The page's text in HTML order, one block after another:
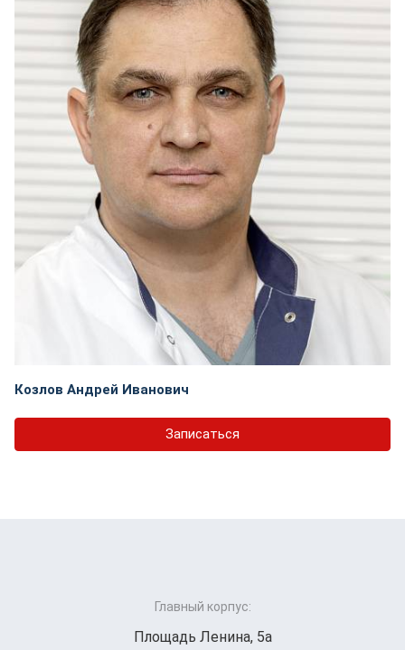
Козлов Андрей Иванович
Записаться
Главный корпус:
Площадь Ленина, 5а